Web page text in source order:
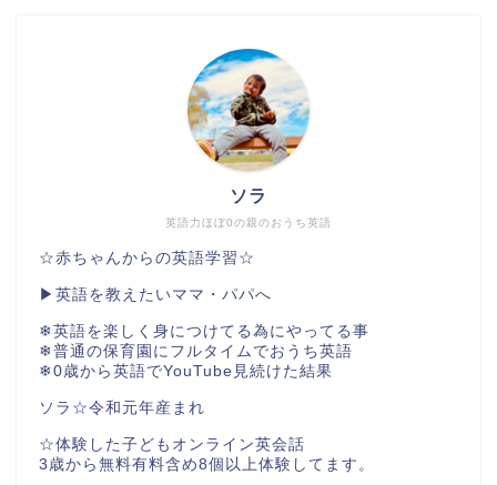
英語力ほぼ0の親のおうち英語
ソラ
☆赤ちゃんからの英語学習☆
▶︎英語を教えたいママ・パパへ
❄︎英語を楽しく身につけてる為にやってる事
❄︎普通の保育園にフルタイムでおうち英語
❄︎0歳から英語でYouTube見続けた結果
ソラ☆令和元年産まれ
☆体験した子どもオンライン英会話
3歳から無料有料含め8個以上体験してます。